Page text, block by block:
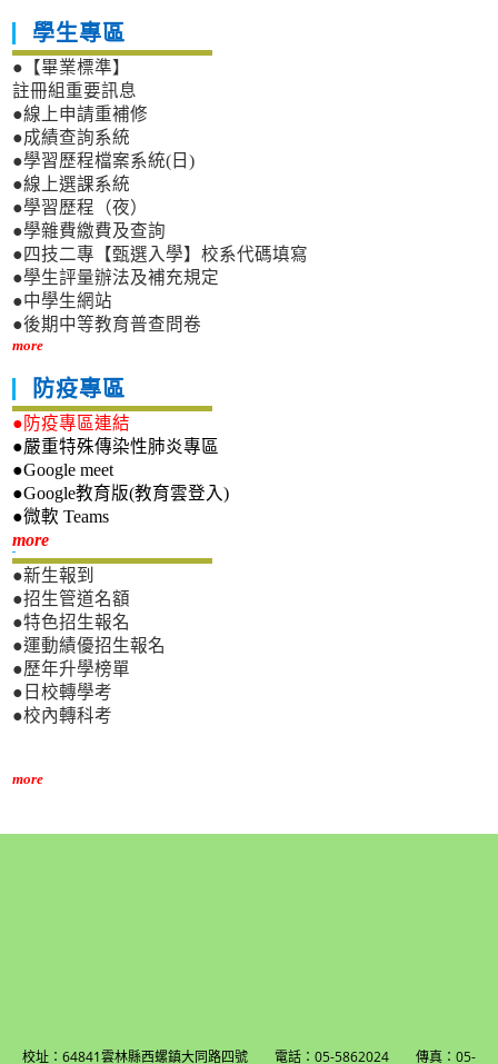
學生專區
●【畢業標準】
註冊組重要訊息
●線上申請重補修
●成績查詢系統
●學習歷程檔案系統(日)
●線上選課系統
●學習歷程（夜）
●學雜費繳費及查詢
●四技二專【甄選入學】校系代碼填寫
●學生評量辦法及補充規定
●中學生網站
●後期中等教育普查問卷
more
防疫專區
●防疫專區連結
●嚴重特殊傳染性肺炎專區
●Google meet
●Google教育版(教育雲登入)
●微軟 Teams
more新生專區
●新生報到
●招生管道名額
●特色招生報名
●運動績優招生報名
●歷年升學榜單
●日校轉學考
●校內轉科考
more
校址：64841雲林縣西螺鎮大同路四號 電話：05-5862024 傳真：05-